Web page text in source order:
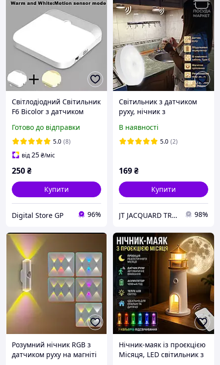
Світлодіодний Світильник
F6 Bicolor з датчиком
зарядкою для спальні,
кухні, ванни
Готово до відправки
5.0 (8)
від25₴/міс
250₴
Купити
Digital Store GP 96%
Світильник з датчиком
руху, нічник з
для шафи, коридору,
сходів, спальні, кухні/
В наявності
5.0 (2)
169₴
Купити
JT JACQUARD TREE 98%
Розумний нічник RGB з
датчиком руху на магніті
Нічник-маяк із проєкцією
Місяця, LED світильник з